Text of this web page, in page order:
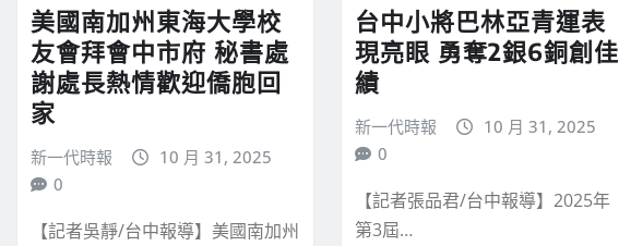
美國南加州東海大學校
友會拜會中市府 秘書處
謝處長熱情歡迎僑胞回
家
新一代時報
10 月 31, 2025
0
【記者吳靜/台中報導】美國南加州
台中小將巴林亞青運表
現亮眼 勇奪2銀6銅創佳
績
新一代時報
10 月 31, 2025
0
【記者張品君/台中報導】2025年
第3屆…